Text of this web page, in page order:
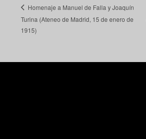
Homenaje a Manuel de Falla y Joaquín
Turina (Ateneo de Madrid, 15 de enero de
1915)